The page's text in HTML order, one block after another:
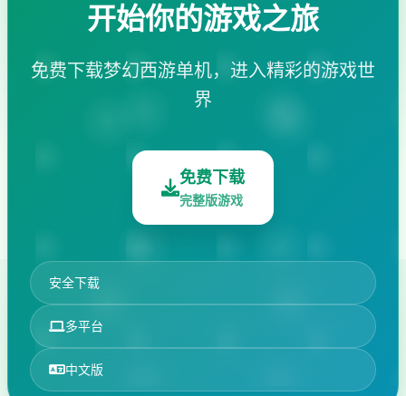
开始你的游戏之旅
免费下载梦幻西游单机，进入精彩的游戏世
界
免费下载
完整版游戏
安全下载
多平台
中文版